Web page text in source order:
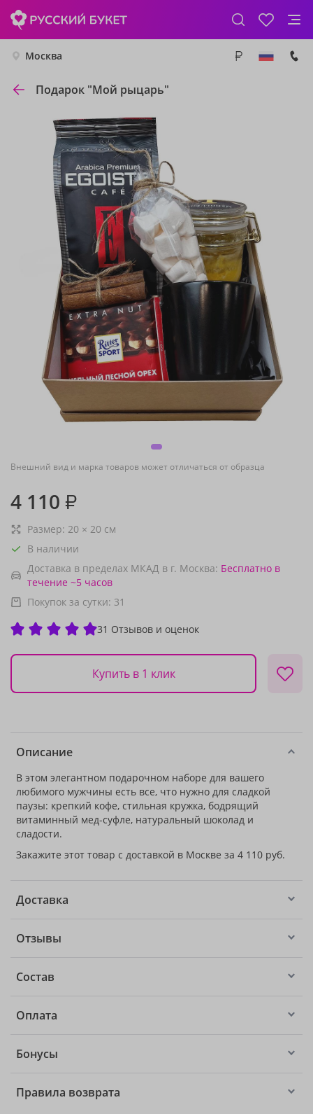
Москва
Подарок "Мой рыцарь"
Внешний вид и марка товаров может отличаться от образца
4 110 ₽
Размер: 20 × 20 см
В наличии
Доставка в пределах МКАД в г. Москва: Бесплатно в
течение ~5 часов
Покупок за сутки: 31
31 Отзывов и оценок
Купить в 1 клик
Описание
В этом элегантном подарочном наборе для вашего
любимого мужчины есть все, что нужно для сладкой
паузы: крепкий кофе, стильная кружка, бодрящий
витаминный мед-суфле, натуральный шоколад и
сладости.
Закажите этот товар с доставкой в Москве за 4 110 руб.
Доставка
Отзывы
Состав
Оплата
Бонусы
Правила возврата